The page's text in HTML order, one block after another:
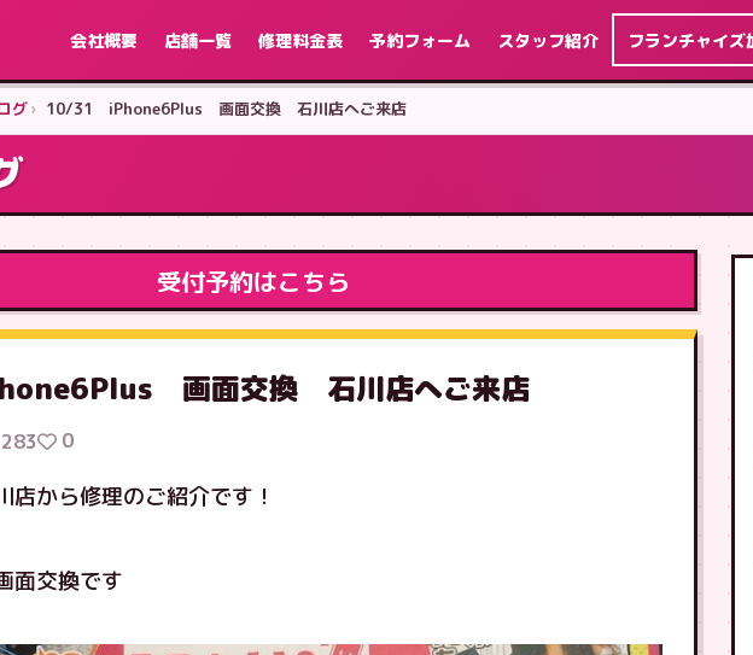
会社概要 店舗一覧 修理料金表 予約フォーム スタッフ紹介 フランチャイズ
グ 10/31 iPhone6Plus 画面交換 石川店へご来店
受付予約はこちら
画面交換 石川店へご来店
283 0
から修理のご紹介です！
面交換です